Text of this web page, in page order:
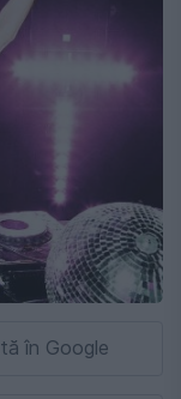
în Google